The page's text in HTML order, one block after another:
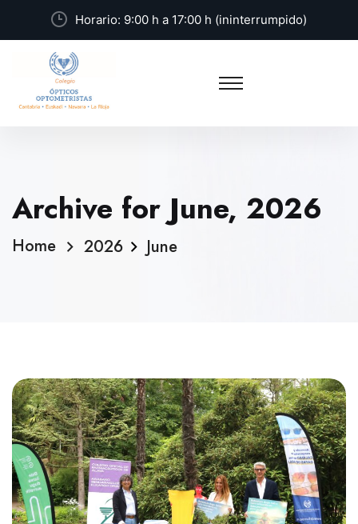
Horario: 9:00 h a 17:00 h (ininterrumpido)
Archive for June, 2026
Home 2026 June